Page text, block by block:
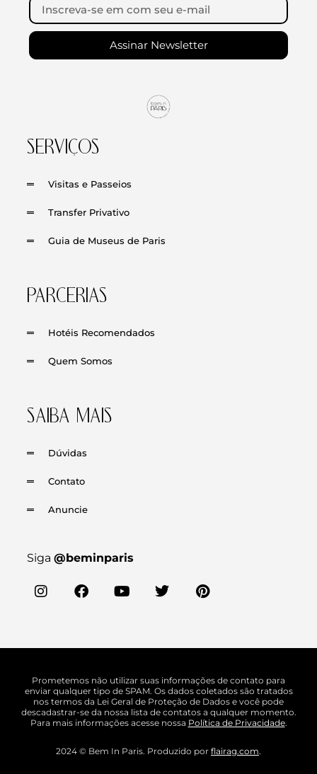
Assinar Newsletter
SERVIÇOS
Visitas e Passeios
Transfer Privativo
Guia de Museus de Paris
PARCERIAS
Hotéis Recomendados
Quem Somos
SAIBA MAIS
Dúvidas
Contato
Anuncie
Siga @beminparis
Prometemos não utilizar suas informações de contato para
enviar qualquer tipo de SPAM. Os dados coletados são tratados
nos termos da Lei Geral de Proteção de Dados e você pode
descadastrar-se da nossa lista de contatos a qualquer momento.
Para mais informações acesse nossa Política de Privacidade.
2024 © Bem In Paris. Produzido por flairag.com.